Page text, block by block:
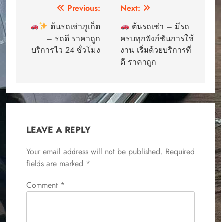
navigation
Previous:
ต้นรถเช่าภูเก็ต
– รถดี ราคาถูก
บริการไว 24 ชั่วโมง
Next:
ต้นรถเช่า – มีรถ
ครบทุกฟังก์ชันการใช้
งาน เริ่มด้วยบริการที่
ดี ราคาถูก
LEAVE A REPLY
Your email address will not be published. Required
fields are marked *
Comment *